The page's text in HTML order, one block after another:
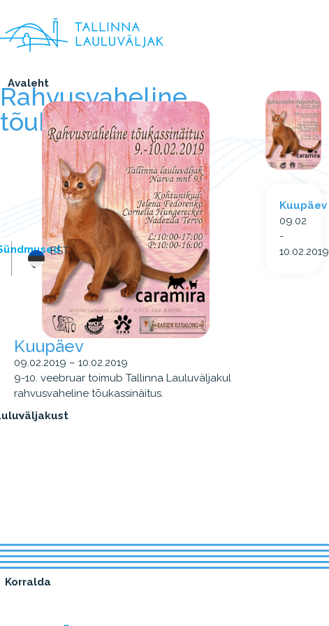
Avaleht
Korralda
EST
Rahvusvaheline
tõukassinäitus
Kuupäev
09.02.2019 – 10.02.2019
9-10. veebruar toimub Tallinna Lauluväljakul
rahvusvaheline tõukassinäitus.
Kuupäev
09.02
-
10.02.2019